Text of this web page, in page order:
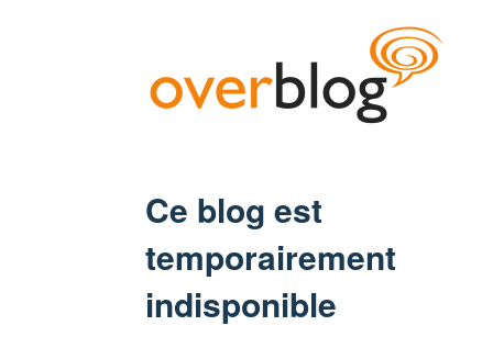
Ce blog est
temporairement
indisponible